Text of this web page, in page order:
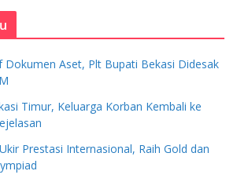
Dokumen Aset, Plt Bupati Bekasi Didesak
Timur, Keluarga Korban Kembali ke
Prestasi Internasional, Raih Gold dan